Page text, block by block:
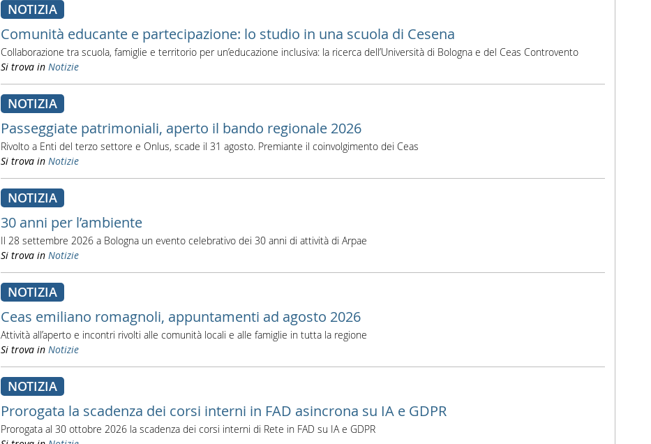
NOTIZIA
Comunità educante e partecipazione: lo studio in una scuola di Cesena
Collaborazione tra scuola, famiglie e territorio per un’educazione inclusiva: la ricerca dell’Università di Bologna e del Ceas Controvento
Si trova in Notizie
NOTIZIA
Passeggiate patrimoniali, aperto il bando regionale 2026
Rivolto a Enti del terzo settore e Onlus, scade il 31 agosto. Premiante il coinvolgimento dei Ceas
Si trova in Notizie
NOTIZIA
30 anni per l’ambiente
Il 28 settembre 2026 a Bologna un evento celebrativo dei 30 anni di attività di Arpae
Si trova in Notizie
NOTIZIA
Ceas emiliano romagnoli, appuntamenti ad agosto 2026
Attività all’aperto e incontri rivolti alle comunità locali e alle famiglie in tutta la regione
Si trova in Notizie
NOTIZIA
Prorogata la scadenza dei corsi interni in FAD asincrona su IA e GDPR
Prorogata al 30 ottobre 2026 la scadenza dei corsi interni di Rete in FAD su IA e GDPR